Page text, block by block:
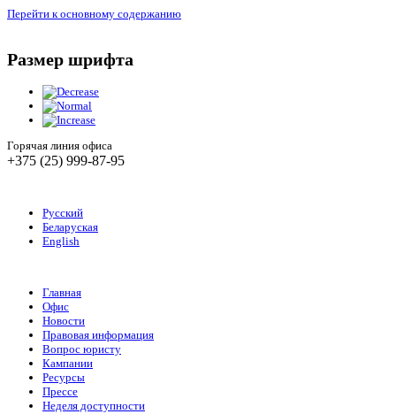
Перейти к основному содержанию
Размер шрифта
Горячая линия офиса
+375 (25) 999-87-95
Русский
Беларуская
English
Главная
Офис
Новости
Правовая информация
Вопрос юристу
Кампании
Ресурсы
Прессе
Неделя доступности